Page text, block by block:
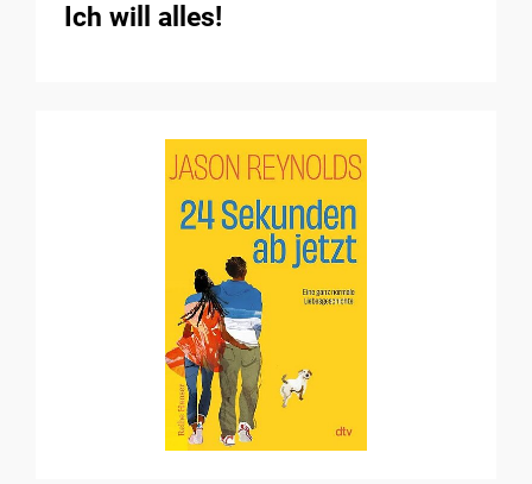
Ich will alles!